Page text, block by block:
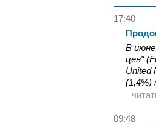
17:40
В июне
цен"
United
(1,4%)
09:48